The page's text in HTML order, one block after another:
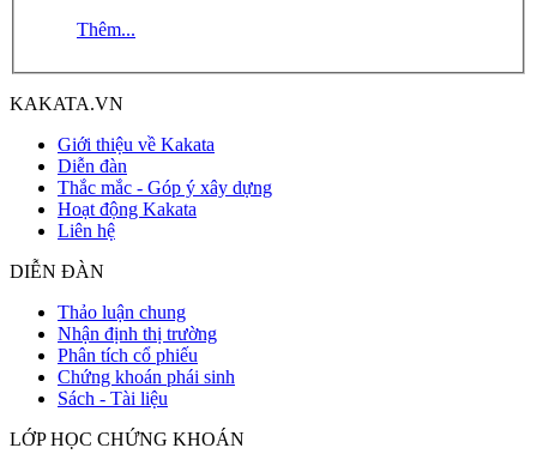
Thêm...
KAKATA.VN
Giới thiệu về Kakata
Diễn đàn
Thắc mắc - Góp ý xây dựng
Hoạt động Kakata
Liên hệ
DIỄN ĐÀN
Thảo luận chung
Nhận định thị trường
Phân tích cổ phiếu
Chứng khoán phái sinh
Sách - Tài liệu
LỚP HỌC CHỨNG KHOÁN